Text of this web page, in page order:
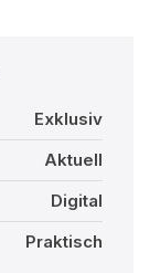
Exklusiv
Aktuell
Digital
Praktisch